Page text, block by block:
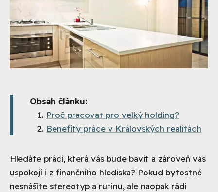
Obsah článku:
Proč pracovat pro velký holding?
Benefity práce v Královských realitách
Hledáte práci, která vás bude bavit a zároveň vás
uspokojí i z finančního hlediska? Pokud bytostně
nesnášíte stereotyp a rutinu, ale naopak rádi